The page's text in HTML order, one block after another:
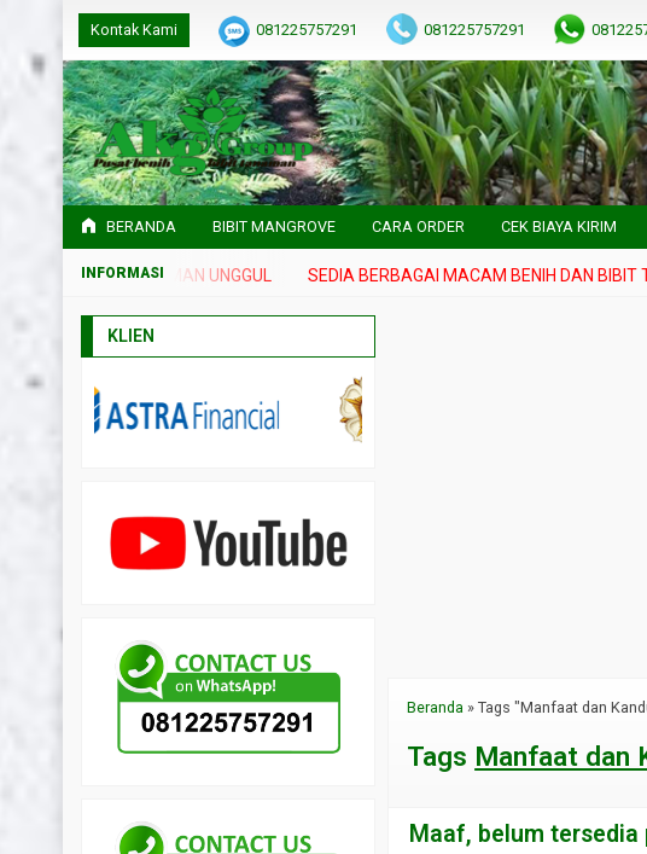
Kontak Kami 081225757291 081225757291
BERANDA BIBIT MANGROVE CARA ORDER CEK BIAYA KIRIM
DAN BIBIT TANAMAN UNGGUL SEDIA BERBAGAI MACAM BENIH DAN BIBIT
Beranda »Tags "Manfaat dan
Tags Manfaat dan
Maaf, belum
KLIEN